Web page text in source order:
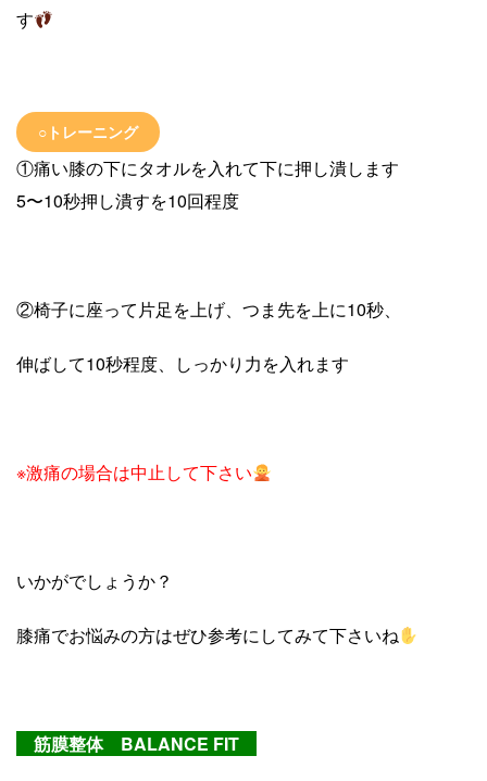
す
○トレーニング
①痛い膝の下にタオルを入れて下に押し潰します
5〜10秒押し潰すを10回程度
②椅子に座って片足を上げ、つま先を上に10秒、
伸ばして10秒程度、しっかり力を入れます
※激痛の場合は中止して下さい
いかがでしょうか？
膝痛でお悩みの方はぜひ参考にしてみて下さいね
筋膜整体 BALANCE FIT